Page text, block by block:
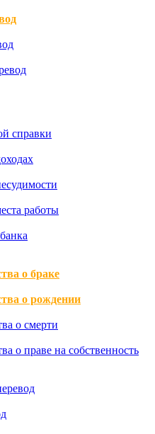
справки
работы
о браке
о рождении
о смерти
о праве на собственность